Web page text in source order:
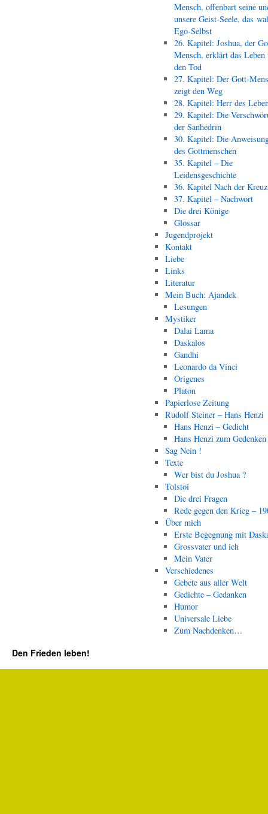
Mensch, offenbart seine
unsere Geist-Seele, das
Ego-Selbst
26. Kapitel: Joshua, der
Mensch, erklärt das Leben
den Tod
27. Kapitel: Der Gott-
zeigt den Weg
28. Kapitel: Herr des
29. Kapitel: Die
der Sanhedrin
30. Kapitel: Die
des Gottmenschen
35. Kapitel – Die
Leidensgeschichte
36. Kapitel Nach der
37. Kapitel – Nachwort
Die drei Könige
Glossar
Jugendprojekt
Kontakt
Liebe
Links
Literatur
Mein Buch: Ajandek
Lesungen
Mystiker
Dalai Lama
Daskalos
Gandhi
Leonardo da Vinci
Origenes
Platon
Papierlose Zeitung
Rudolf Steiner – Hans Henzi
Hans Henzi – Gedicht
Hans Henzi zum Gedenken
Sag Nein !
Texte
Wer bist du Joshua ?
Tolstoi
Die drei Fragen
Rede gegen den Krieg –
Über mich
Erste Begegnung mit
Grossvater und ich
Mein Vater
Verschiedenes
Gebete aus aller Welt
Gedichte – Gedanken
Humor
Universale Liebe
Zum Nachdenken…
Den Frieden leben!